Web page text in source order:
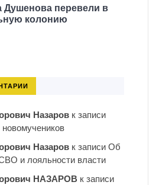
Душенова перевели в
колонию
Назаровк записи
Назаровк записиОб
и лояльности власти
НАЗАРОВ к записи